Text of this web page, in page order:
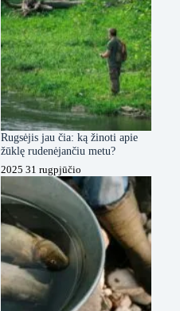
Rugsėjis jau čia: ką žinoti apie
žūklę rudenėjančiu metu?
2025 31 rugpjūčio